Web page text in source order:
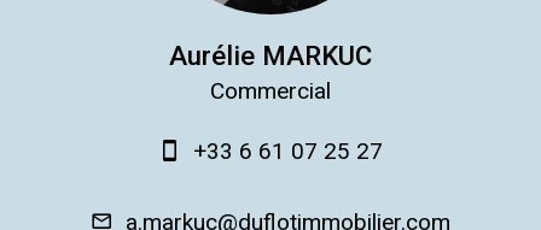
Aurélie MARKUC
Commercial
+33 6 61 07 25 27
a.markuc@duflotimmobilier.com